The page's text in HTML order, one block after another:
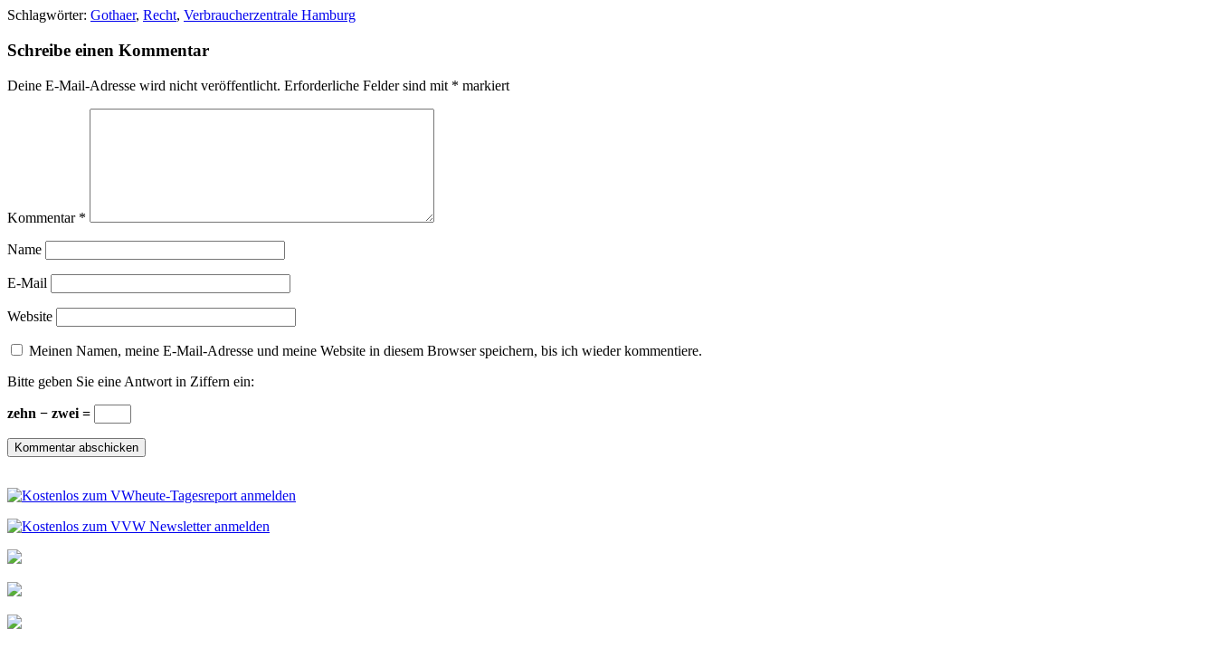
Schlagwörter: Gothaer, Recht, Verbraucherzentrale Hamburg
Schreibe einen Kommentar
Deine E-Mail-Adresse wird nicht veröffentlicht. Erforderliche Felder sind mit * markiert
Kommentar *
Name
E-Mail
Website
Meinen Namen, meine E-Mail-Adresse und meine Website in diesem Browser speichern, bis ich wieder kommentiere.
Bitte geben Sie eine Antwort in Ziffern ein:
zehn − zwei =